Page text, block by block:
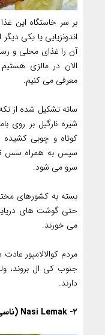
بر سر خاستگاه این
اندونزیایی یا یکی
آن را غذای محلی و
الان در مالزی
معرفی می کنیم.
ساته تشکیل شده از
شیره نارگیل بر روی
کوتاه و چوبی
سپس به همراه سس
سرو می شود.
بسته به کشورهای
حتی گوشت های
می خورند.
مردم کوالالامپور
جنوب کی ال بروند،
دارند.
۲- Nasi Lemak (ناسی لماک)